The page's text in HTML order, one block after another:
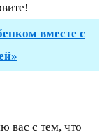
вместе с
вас с тем, что